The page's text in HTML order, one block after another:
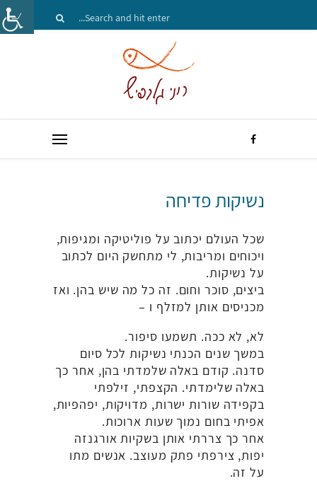
נשיקות פדיחה
שכל העולם יכתוב על פוליטיקה ומגיפות,
ויכוחים ומריבות, לי מתחשק היום לכתוב
על נשיקות.
ביצים, סוכר וחום. זה כל מה שיש בהן. ואז
מכניסים אותן למזלף ו –
לא, לא ככה. תשמעו סיפור.
במשך שנים הכנתי נשיקות לכל סיום
סדנה. קודם באלה שלמדתי בהן, אחר כך
באלה שלימדתי. הקצפתי, זילפתי
בקפידה שורות ישרות, מדויקות, יפהפיות,
אפיתי בחום נמוך שעות ארוכות.
אחר כך צררתי אותן בשקיות אורגנזה
יפות, צירפתי פתק מעוצב. אנשים מתו
על זה.